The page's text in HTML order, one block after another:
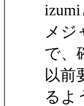
izumi
メジ
で、
以前
るよ